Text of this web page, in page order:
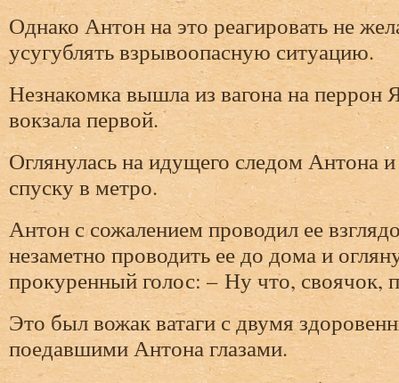
Однако Антон на это реагировать не
усугублять взрывоопасную ситуацию.
Незнакомка вышла из вагона на перрон
вокзала первой.
Оглянулась на идущего следом Антона
спуску в метро.
Антон с сожалением проводил ее
незаметно проводить ее до дома и
прокуренный голос: – Ну что, своячок,
Это был вожак ватаги с двумя
поедавшими Антона глазами.